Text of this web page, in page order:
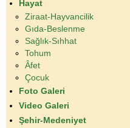
Hayat
Ziraat-Hayvancilik
Gıda-Beslenme
Sağlık-Sıhhat
Tohum
Âfet
Çocuk
Foto Galeri
Video Galeri
Şehir-Medeniyet